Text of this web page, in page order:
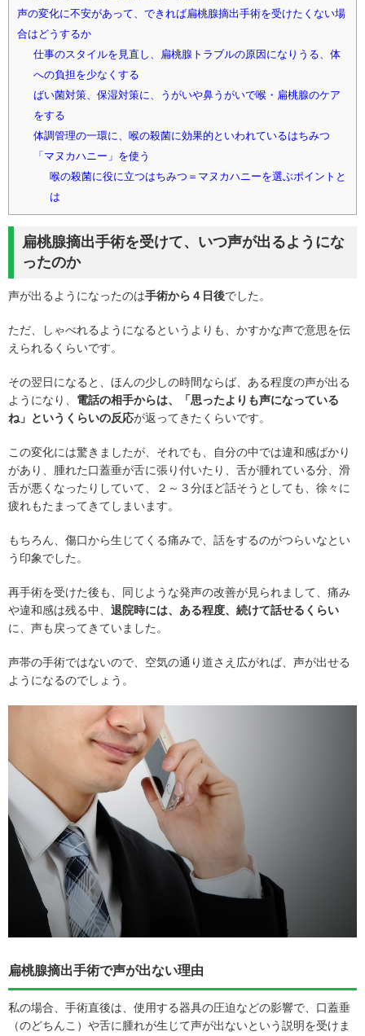
声の変化に不安があって、できれば扁桃腺摘出手術を受けたくない場
合はどうするか
仕事のスタイルを見直し、扁桃腺トラブルの原因になりうる、体
への負担を少なくする
ばい菌対策、保湿対策に、うがいや鼻うがいで喉・扁桃腺のケア
をする
体調管理の一環に、喉の殺菌に効果的といわれているはちみつ
「マヌカハニー」を使う
喉の殺菌に役に立つはちみつ＝マヌカハニーを選ぶポイントと
は
扁桃腺摘出手術を受けて、いつ声が出るようにな
ったのか
声が出るようになったのは手術から４日後でした。
ただ、しゃべれるようになるというよりも、かすかな声で意思を伝
えられるくらいです。
その翌日になると、ほんの少しの時間ならば、ある程度の声が出る
ようになり、 電話の相手からは、「思ったよりも声になっている
ね」というくらいの反応が返ってきたくらいです。
この変化には驚きましたが、それでも、自分の中では違和感ばかり
があり、腫れた口蓋垂が舌に張り付いたり、舌が腫れている分、滑
舌が悪くなったりしていて、２～３分ほど話そうとしても、徐々に
疲れもたまってきてしまいます。
もちろん、傷口から生じてくる痛みで、話をするのがつらいなとい
う印象でした。
再手術を受けた後も、同じような発声の改善が見られまして、痛み
や違和感は残る中、 退院時には、ある程度、続けて話せるくらい
に、声も戻ってきていました。
声帯の手術ではないので、空気の通り道さえ広がれば、声が出せる
ようになるのでしょう。
扁桃腺摘出手術で声が出ない理由
私の場合、手術直後は、使用する器具の圧迫などの影響で、口蓋垂
（のどちんこ）や舌に腫れが生じて声が出ないという説明を受けま